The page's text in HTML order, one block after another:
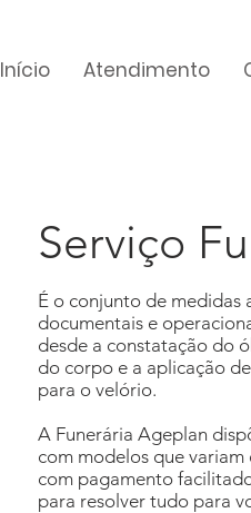
Início Atendimento
Serviço
É o conjunto de medidas
documentais e
desde a constatação do
do corpo e a aplicação
para o velório.
A Funerária Ageplan
com modelos que variam
com pagamento
para resolver tudo para